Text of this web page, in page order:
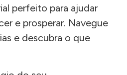
perfeito para ajudar
e prosperar. Navegue
e descubra o que